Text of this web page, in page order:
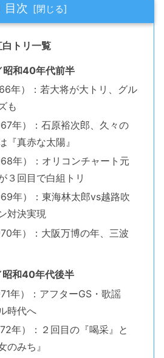
目次
トリ一覧
和40年代前半
年）：若大将が大トリ、グル
も
年）：石原裕次郎、久々の
真赤な太陽』
年）：オリコンチャート元
３回目で白組トリ
年）：東海林太郎vs越路吹
対決実現
年）：大阪万博の年、三波
和40年代後半
年）：アフターGS・歌謡
時代へ
年）：２回目の『喝采』と
のみち』